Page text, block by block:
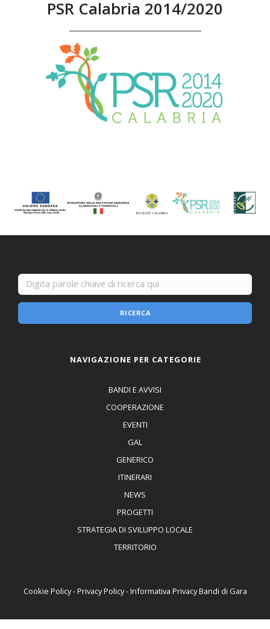
PSR Calabria 2014/2020
RICERCA
NAVIGAZIONE PER CATEGORIE
BANDI E AVVISI
COOPERAZIONE
EVENTI
GAL
GENERICO
ITINERARI
NEWS
PROGETTI
STRATEGIA DI SVILUPPO LOCALE
TERRITORIO
Cookie Policy-Privacy Policy-Informativa Privacy Bandi di Gara